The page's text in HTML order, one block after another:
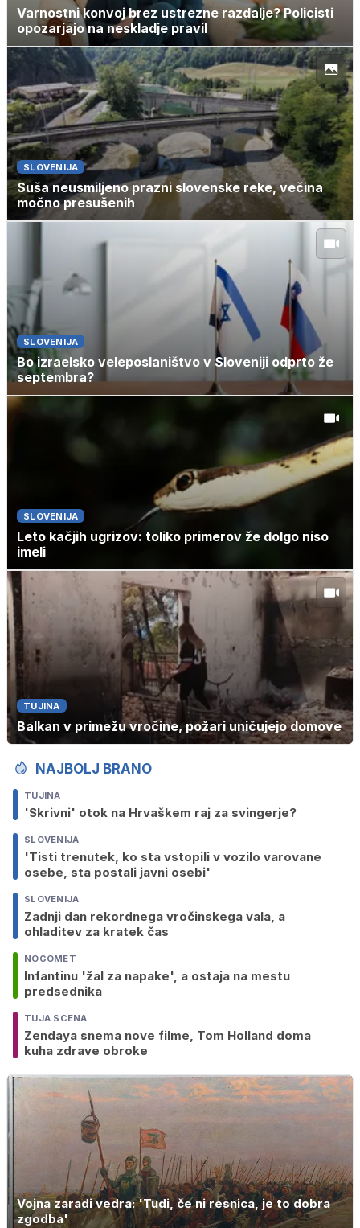
Varnostni konvoj brez ustrezne razdalje? Policisti
opozarjajo na neskladje pravil
SLOVENIJA
Suša neusmiljeno prazni slovenske reke, večina
močno presušenih
SLOVENIJA
Bo izraelsko veleposlaništvo v Sloveniji odprto že
septembra?
SLOVENIJA
Leto kačjih ugrizov: toliko primerov že dolgo niso
imeli
TUJINA
Balkan v primežu vročine, požari uničujejo domove
NAJBOLJ BRANO
TUJINA
'Skrivni' otok na Hrvaškem raj za svingerje?
SLOVENIJA
'Tisti trenutek, ko sta vstopili v vozilo varovane
osebe, sta postali javni osebi'
SLOVENIJA
Zadnji dan rekordnega vročinskega vala, a
ohladitev za kratek čas
NOGOMET
Infantinu 'žal za napake', a ostaja na mestu
predsednika
TUJA SCENA
Zendaya snema nove filme, Tom Holland doma
kuha zdrave obroke
Vojna zaradi vedra: 'Tudi, če ni resnica, je to dobra
zgodba'